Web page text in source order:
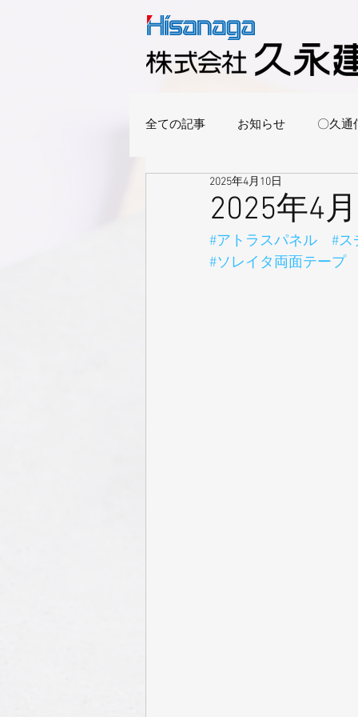
全ての記事 お知らせ 〇久通
2025年4
2025年4月10日
#アトラスパネル
#ス
#ソレイタ両面テープ